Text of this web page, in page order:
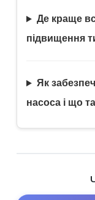
Де краще
підвищення
Як
насоса і що